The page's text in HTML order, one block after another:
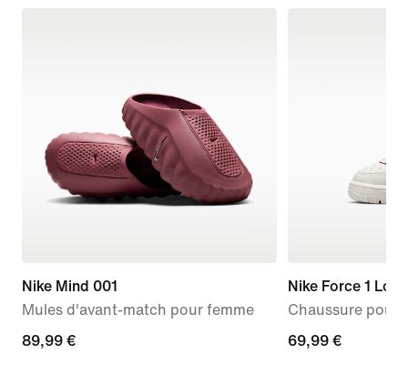
Nike Mind 001
Mules d'avant-match pour femme
89,99 €
89,99 €
Nike Force 1 Low
Chaussure pour
69,99 €
69,99 €